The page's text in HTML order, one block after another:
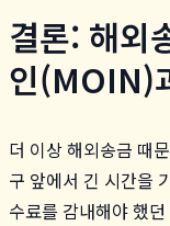
결론: 해외
인(MOIN)
더 이상 해외송금 때
구 앞에서 긴 시간을
수료를 감내해야 했